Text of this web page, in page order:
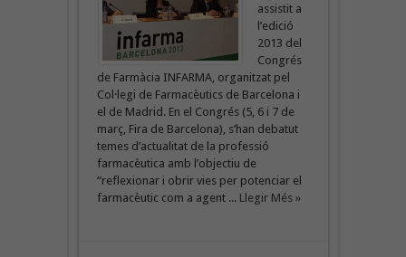
assistit a
l’edició
2013 del
Congrés
de Farmàcia INFARMA, organitzat pel
Col·legi de Farmacèutics de Barcelona i
el de Madrid. En el Congrés (5, 6 i 7 de
març, Fira de Barcelona), s’han debatut
temes d’actualitat de la professió
farmacèutica amb l’objectiu de
“reflexionar i obrir vies per potenciar el
farmacèutic com a agent ... Llegir Més »